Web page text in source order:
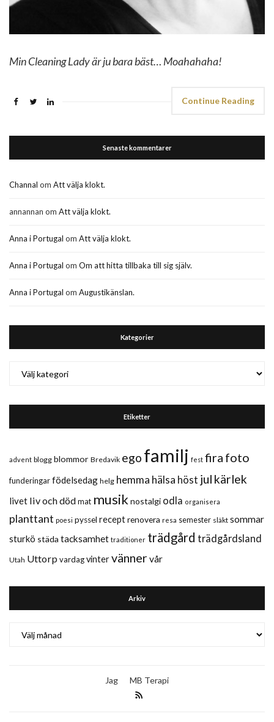
Min Cleaning Lady är ju bara bäst… Moahahaha!
Continue Reading
Senaste kommentarer
Channal om Att välja klokt.
annannan om Att välja klokt.
Anna i Portugal om Att välja klokt.
Anna i Portugal om Om att hitta tillbaka till sig själv.
Anna i Portugal om Augustikänslan.
Kategorier
Etiketter
advent blogg blommor Bredavik ego familj fest fira foto
funderingarfödelsedag helg hemma hälsa höst jul kärlek
livet liv och dödmat musik nostalgi odla organisera
planttant poesi pyssel receptrenovera resa semester släkt sommar
sturkö städa tacksamhet traditioner trädgård trädgårdsland
Utah Uttorp vardagvintervänner vår
Arkiv
Jag MB Terapi